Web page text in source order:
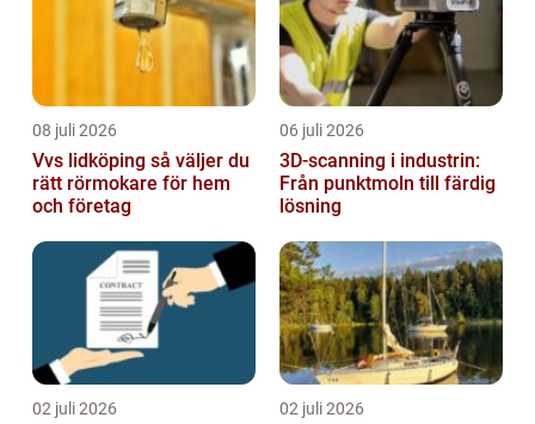
08 juli 2026
Vvs lidköping så väljer du
rätt rörmokare för hem
och företag
06 juli 2026
3D-scanning i industrin:
Från punktmoln till färdig
lösning
02 juli 2026 02 juli 2026